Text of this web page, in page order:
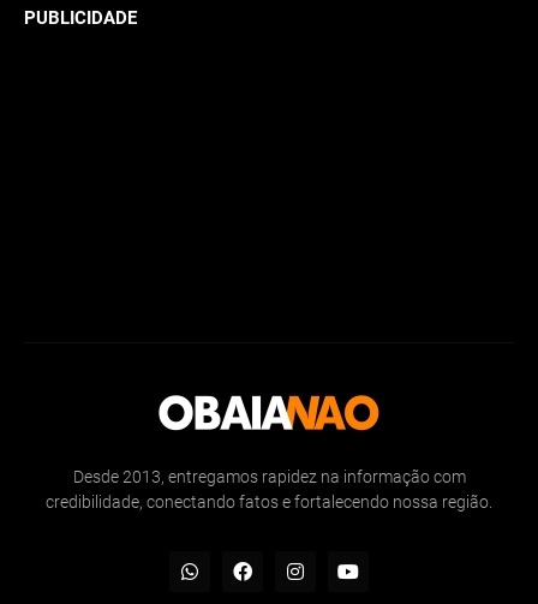
PUBLICIDADE
Desde 2013, entregamos rapidez na informação com
credibilidade, conectando fatos e fortalecendo nossa região.